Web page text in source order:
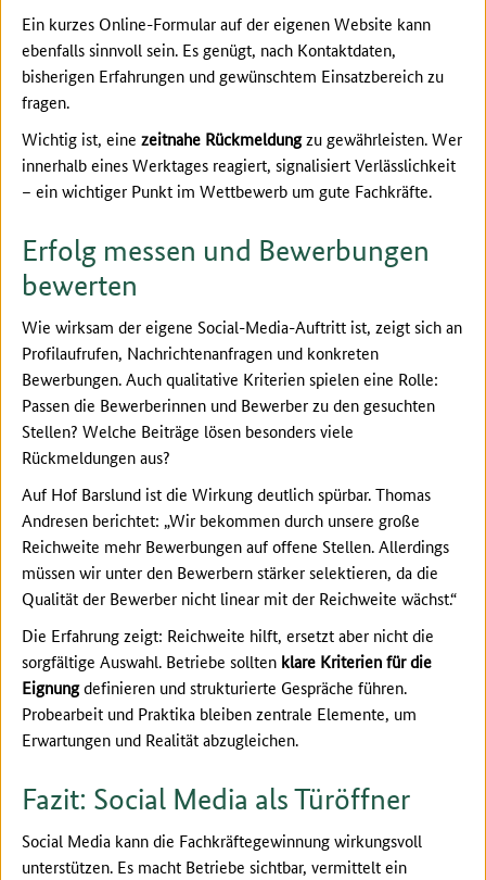
Ein kurzes Online-Formular auf der eigenen Website kann
ebenfalls sinnvoll sein. Es genügt, nach Kontaktdaten,
bisherigen Erfahrungen und gewünschtem Einsatzbereich zu
fragen.
Wichtig ist, eine zeitnahe Rückmeldungzu gewährleisten. Wer
innerhalb eines Werktages reagiert, signalisiert Verlässlichkeit
– ein wichtiger Punkt im Wettbewerb um gute Fachkräfte.
Erfolg messen und Bewerbungen
bewerten
Wie wirksam der eigene Social-Media-Auftritt ist, zeigt sich an
Profilaufrufen, Nachrichtenanfragen und konkreten
Bewerbungen. Auch qualitative Kriterien spielen eine Rolle:
Passen die Bewerberinnen und Bewerber zu den gesuchten
Stellen? Welche Beiträge lösen besonders viele
Rückmeldungen aus?
Auf Hof Barslund ist die Wirkung deutlich spürbar. Thomas
Andresen berichtet: „Wir bekommen durch unsere große
Reichweite mehr Bewerbungen auf offene Stellen. Allerdings
müssen wir unter den Bewerbern stärker selektieren, da die
Qualität der Bewerber nicht linear mit der Reichweite wächst.“
Die Erfahrung zeigt: Reichweite hilft, ersetzt aber nicht die
sorgfältige Auswahl. Betriebe sollten klare Kriterien für die
Eignungdefinieren und strukturierte Gespräche führen.
Probearbeit und Praktika bleiben zentrale Elemente, um
Erwartungen und Realität abzugleichen.
Fazit: Social Media als Türöffner
Social Media kann die Fachkräftegewinnung wirkungsvoll
unterstützen. Es macht Betriebe sichtbar, vermittelt ein